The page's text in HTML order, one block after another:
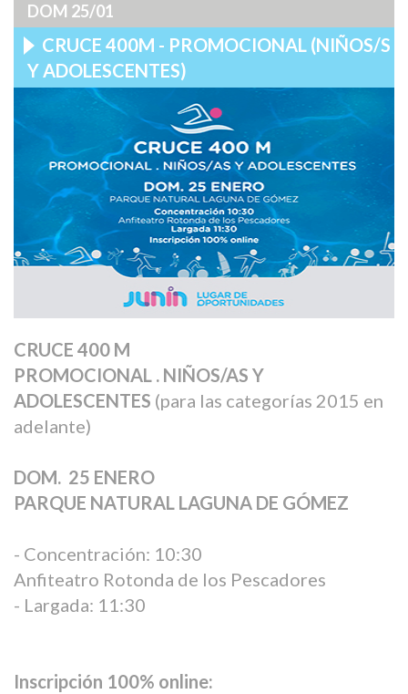
DOM 25/01
CRUCE 400M - PROMOCIONAL (NIÑOS/S
Y ADOLESCENTES)
CRUCE 400 M
PROMOCIONAL . NIÑOS/AS Y
ADOLESCENTES (para las categorías 2015 en
adelante)
DOM. 25 ENERO
PARQUE NATURAL LAGUNA DE GÓMEZ
- Concentración: 10:30
Anfiteatro Rotonda de los Pescadores
- Largada: 11:30
Inscripción 100% online: